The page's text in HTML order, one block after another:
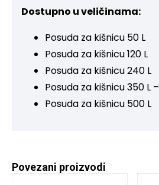
Dostupno u veličinama:
Posuda za kišnicu 50 L
Posuda za kišnicu 120 L
Posuda za kišnicu 240 L
Posuda za kišnicu 350 L –
Posuda za kišnicu 500 L
Povezani proizvodi